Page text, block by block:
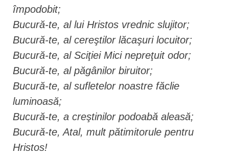
împodobit;
Bucură-te, al lui Hristos vrednic slujitor;
Bucură-te, al cereştilor lăcaşuri locuitor;
Bucură-te, al Sciţiei Mici nepreţuit odor;
Bucură-te, al păgânilor biruitor;
Bucură-te, al sufletelor noastre făclie
luminoasă;
Bucură-te, a creştinilor podoabă aleasă;
Bucură-te, Atal, mult pătimitorule pentru
Hristos!